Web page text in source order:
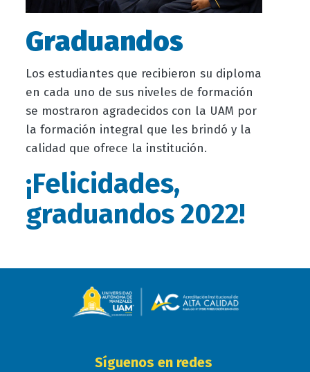
Graduandos
Los estudiantes que recibieron su diploma
en cada uno de sus niveles de formación
se mostraron agradecidos con la UAM por
la formación integral que les brindó y la
calidad que ofrece la institución.
¡Felicidades,
graduandos 2022!
Síguenos en redes